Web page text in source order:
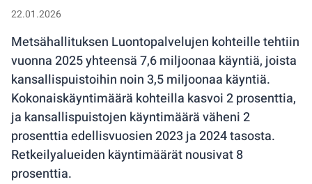
22.01.2026
Metsähallituksen Luontopalvelujen kohteille tehtiin
vuonna 2025 yhteensä 7,6 miljoonaa käyntiä, joista
kansallispuistoihin noin 3,5 miljoonaa käyntiä.
Kokonaiskäyntimäärä kohteilla kasvoi 2 prosenttia,
ja kansallispuistojen käyntimäärä väheni 2
prosenttia edellisvuosien 2023 ja 2024 tasosta.
Retkeilyalueiden käyntimäärät nousivat 8
prosenttia.